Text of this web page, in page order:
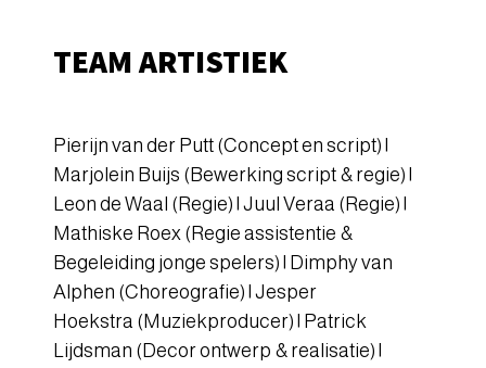
TEAM ARTISTIEK
Pierijn van der Putt (Concept en script) |
Marjolein Buijs (Bewerking script & regie) |
Leon de Waal (Regie) | Juul Veraa (Regie) |
Mathiske Roex (Regie assistentie &
Begeleiding jonge spelers) | Dimphy van
Alphen (Choreografie) | Jesper
Hoekstra (Muziekproducer) | Patrick
Lijdsman (Decor ontwerp & realisatie) |